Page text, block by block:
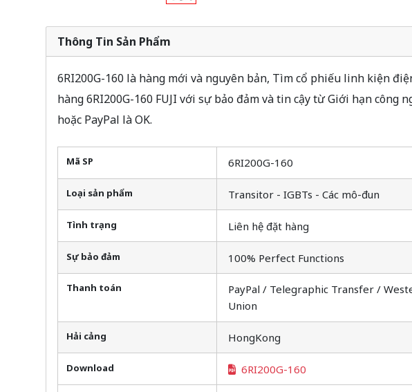
Thông Tin Sản Phẩm
6RI200G-160 là hàng mới và nguyên bản, Tìm cổ phiếu linh kiện
hàng 6RI200G-160 FUJI với sự bảo đảm và tin cậy từ Giới hạn công
hoặc PayPal là OK.
Mã SP 6RI200G-160
Loại sản phẩm Transitor - IGBTs - Các mô-đun
Tình trạng Liên hệ đặt hàng
Sự bảo đảm 100% Perfect Functions
Thanh toán
PayPal / Telegraphic Transfer /
Union
Hải cảng HongKong
Download 6RI200G-160